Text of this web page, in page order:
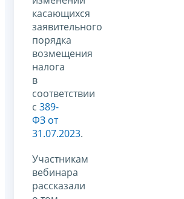
касающихся
заявительного
порядка
возмещения
налога
в
соответствии
с 389-
ФЗ от
31.07.2023.
Участникам
вебинара
рассказали